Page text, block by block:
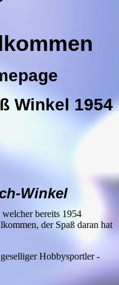
Winkel 1954
Winkel
bereits 1954
der Spaß daran hat
Hobbysportler -